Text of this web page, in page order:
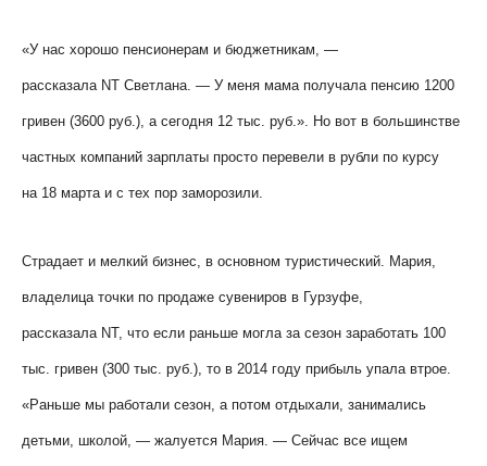
«У нас хорошо пенсионерам и бюджетникам, —
рассказала NT Светлана. — У меня мама получала пенсию 1200
гривен (3600 руб.), а сегодня 12 тыс. руб.». Но вот в большинстве
частных компаний зарплаты просто перевели в рубли по курсу
на 18 марта и с тех пор заморозили.
Страдает и мелкий бизнес, в основном туристический. Мария,
владелица точки по продаже сувениров в Гурзуфе,
рассказала NT, что если раньше могла за сезон заработать 100
тыс. гривен (300 тыс. руб.), то в 2014 году прибыль упала втрое.
«Раньше мы работали сезон, а потом отдыхали, занимались
детьми, школой, — жалуется Мария. — Сейчас все ищем